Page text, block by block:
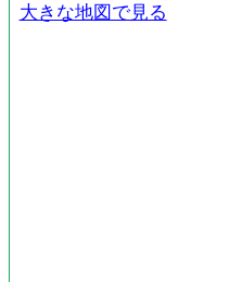
大きな地図で見る